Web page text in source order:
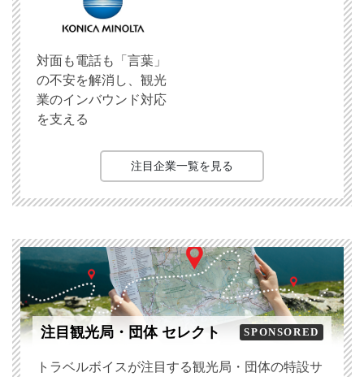
対面も電話も「言葉」
の不安を解消し、観光
業のインバウンド対応
を支える
注目企業一覧を見る
注目観光局・団体 セレクト SPONSORED
トラベルボイスが注目する観光局・団体の特設サ